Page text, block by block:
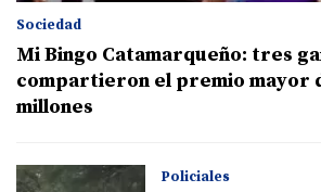
Sociedad
Mi Bingo Catamarqueño: tres
compartieron el premio mayor
millones
Policiales